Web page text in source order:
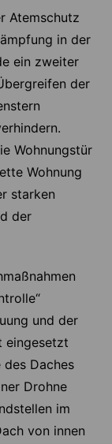
Atemschutz
in der
ein zweiter
der
Wohnungstür
Wohnung
starken
der
und der
eingesetzt
Daches
Drohne
im
von innen